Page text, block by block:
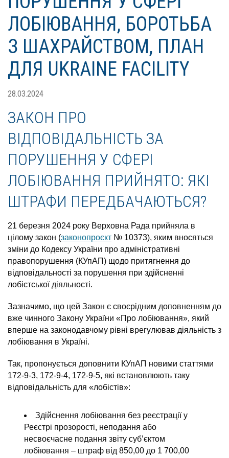
ЛОБІЮВАННЯ, БОРОТЬБА
З ШАХРАЙСТВОМ, ПЛАН
ДЛЯ UKRAINE FACILITY
28.03.2024
ЗАКОН ПРО
ВІДПОВІДАЛЬНІСТЬ ЗА
ПОРУШЕННЯ У СФЕРІ
ЛОБІЮВАННЯ ПРИЙНЯТО: ЯКІ
ШТРАФИ ПЕРЕДБАЧАЮТЬСЯ?
21 березня 2024 року Верховна Рада прийняла в
цілому закон (законопроєкт № 10373), яким вносяться
зміни до Кодексу України про адміністративні
правопорушення (КУпАП) щодо притягнення до
відповідальності за порушення при здійсненні
лобістської діяльності.
Зазначимо, що цей Закон є своєрідним доповненням до
вже чинного Закону України «Про лобіювання», який
вперше на законодавчому рівні врегулював діяльність з
лобіювання в Україні.
Так, пропонується доповнити КУпАП новими статтями
172-9-3, 172-9-4, 172-9-5, які встановлюють таку
відповідальність для «лобістів»:
Здійснення лобіювання без реєстрації у
Реєстрі прозорості, неподання або
несвоєчасне подання звіту суб’єктом
лобіювання – штраф від 850,00 до 1 700,00